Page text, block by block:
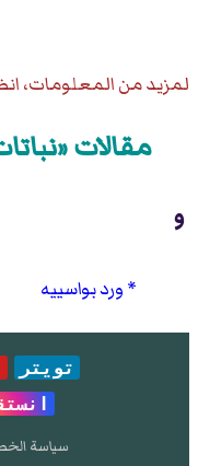
لمزيد من المعلومات،
مقالات
و
ورد بواسييه
تويتر
سياسة